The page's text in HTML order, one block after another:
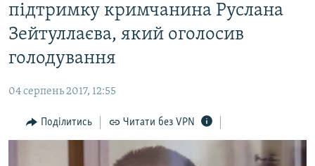
матеріалу
Перейти
до
основної
Перейти
пошуку
ВІДЕО ТА ФОТО
ПОГЛЯД
ІНТЕРВ'Ю
підтримку кримчанина Руслана
Зейтуллаєва, який оголосив
голодування
04 серпень 2017, 12:55
Поділитись Читати без VPN